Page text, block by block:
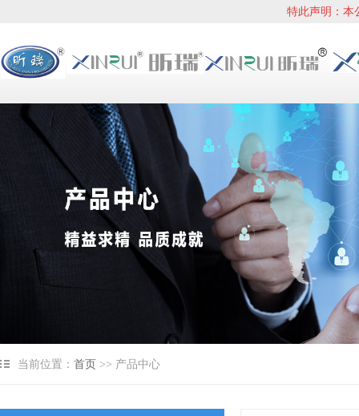
特此声明：本公
浊度计
WHS系列（海水）浊度计
JTU系列（杰克逊）浊度计
白度计
在线浊度计、在线余氯仪、在线PH
计、在线电导率夜仪
SD90系列水质色度仪
SD90系列化学品色度仪
当前位置： 首页 >> 产品中心